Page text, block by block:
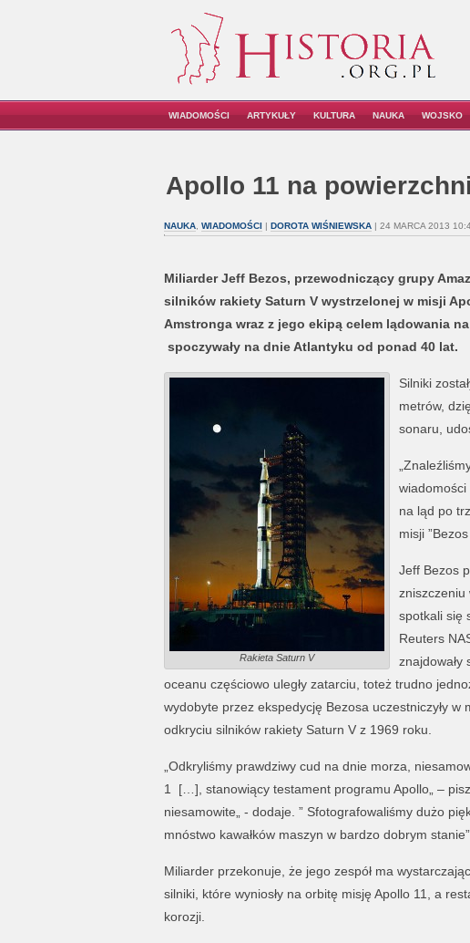
WIADOMOŚCI ARTYKUŁY KULTURA NAUKA WOJSKO
Apollo 11 na powierzchni
NAUKA, WIADOMOŚCI| DOROTA WIŚNIEWSKA| 24 MARCA 2013
Miliarder Jeff Bezos, przewodniczący grupy
silników rakiety Saturn V wystrzelonej w misji
Amstronga wraz z jego ekipą celem lądowania
spoczywały na dnie Atlantyku od ponad 40 lat.
Rakieta Saturn V
Silniki
metrów,
sonaru,
na ląd po
misji
Jeff Bezos
zniszczeniu
spotkali się
Reuters
oceanu częściowo uległy zatarciu, toteż trudno
wydobyte przez ekspedycję Bezosa uczestniczyły
odkryciu silników rakiety Saturn V z 1969 roku.
„Odkryliśmy prawdziwy cud na dnie morza,
1 […], stanowiący testament programu Apollo„ –
niesamowite„ - dodaje. ” Sfotografowaliśmy dużo
mnóstwo kawałków maszyn w bardzo dobrym
Miliarder przekonuje, że jego zespół ma
silniki, które wyniosły na orbitę misję Apollo 11, a
korozji.